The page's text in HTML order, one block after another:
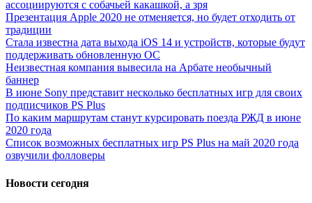
ассоциируются с собачьей какашкой, а зря
Презентация Apple 2020 не отменяется, но будет отходить от
традиции
Стала известна дата выхода iOS 14 и устройств, которые будут
поддерживать обновленную ОС
Неизвестная компания вывесила на Арбате необычный
баннер
В июне Sony представит несколько бесплатных игр для своих
подписчиков PS Plus
По каким маршрутам станут курсировать поезда РЖД в июне
2020 года
Список возможных бесплатных игр PS Plus на май 2020 года
озвучили фолловеры
Новости сегодня